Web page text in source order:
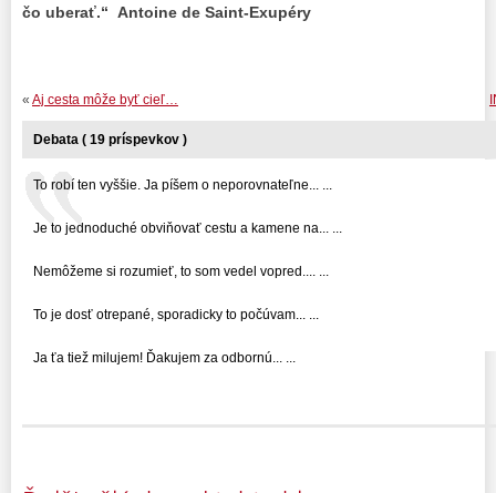
čo uberať.“ Antoine de Saint-Exupéry
« Aj cesta môže byť cieľ…
Debata ( 19 príspevkov )
To robí ten vyššie. Ja píšem o neporovnateľne... ...
Je to jednoduché obviňovať cestu a kamene na... ...
Nemôžeme si rozumieť, to som vedel vopred.... ...
To je dosť otrepané, sporadicky to počúvam... ...
Ja ťa tiež milujem! Ďakujem za odbornú... ...